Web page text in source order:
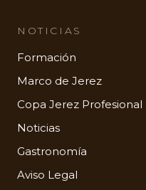
NOTICIAS
Formación
Marco de Jerez
Copa Jerez Profesional
Noticias
Gastronomía
Aviso Legal